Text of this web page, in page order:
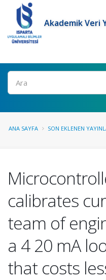
Akademik Veri
Ara
ANA SAYFA SON EKLENEN
calibrates
team of
a 4 20 mA
that costs